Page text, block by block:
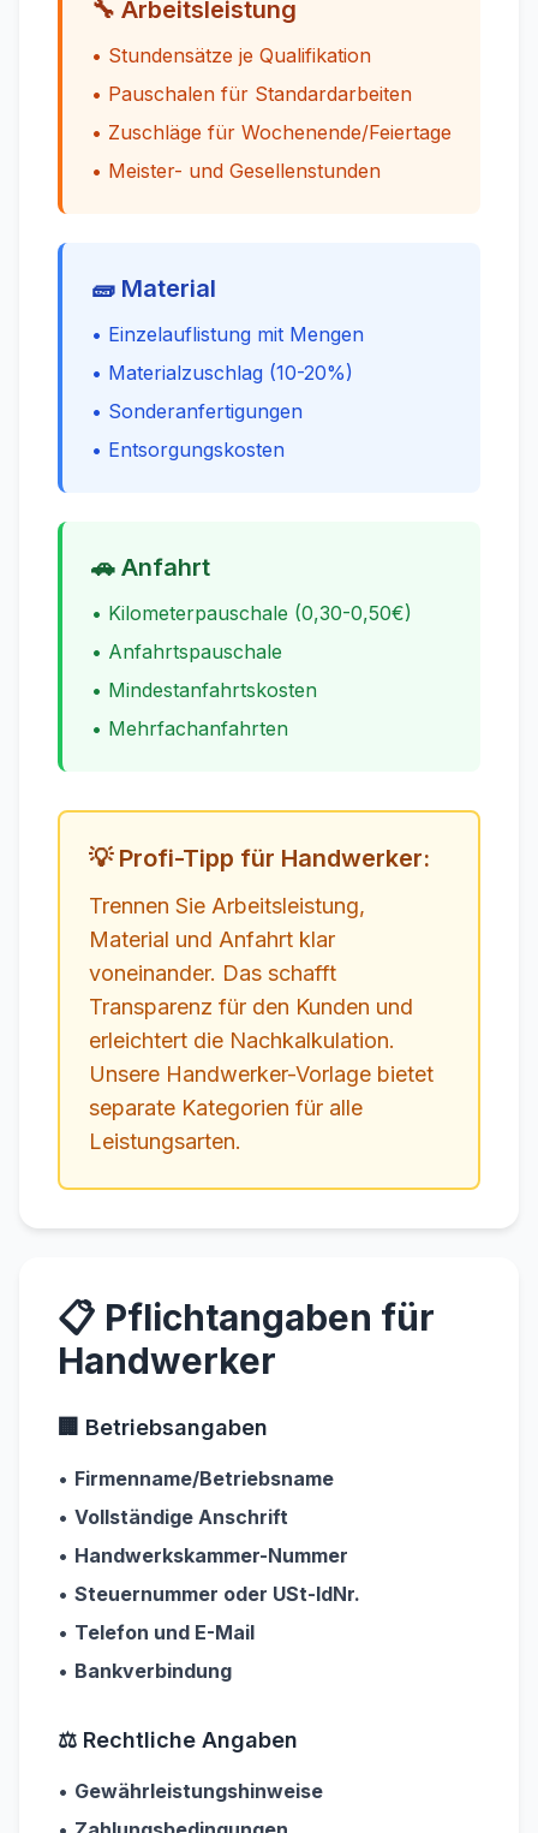
🔧 Arbeitsleistung
• Stundensätze je Qualifikation
• Pauschalen für Standardarbeiten
• Zuschläge für Wochenende/Feiertage
• Meister- und Gesellenstunden
🧱 Material
• Einzelauflistung mit Mengen
• Materialzuschlag (10-20%)
• Sonderanfertigungen
• Entsorgungskosten
🚗 Anfahrt
• Kilometerpauschale (0,30-0,50€)
• Anfahrtspauschale
• Mindestanfahrtskosten
• Mehrfachanfahrten
💡 Profi-Tipp für Handwerker:
Trennen Sie Arbeitsleistung,
Material und Anfahrt klar
voneinander. Das schafft
Transparenz für den Kunden und
erleichtert die Nachkalkulation.
Unsere Handwerker-Vorlage bietet
separate Kategorien für alle
Leistungsarten.
📋 Pflichtangaben für
Handwerker
🏢 Betriebsangaben
• Firmenname/Betriebsname
• Vollständige Anschrift
• Handwerkskammer-Nummer
• Steuernummer oder USt-IdNr.
• Telefon und E-Mail
• Bankverbindung
⚖️ Rechtliche Angaben
• Gewährleistungshinweise